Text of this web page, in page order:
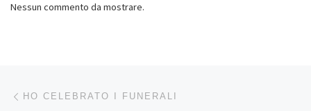
Nessun commento da mostrare.
Navigazione articoli
HO CELEBRATO I FUNERALI